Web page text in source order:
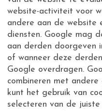
website-activiteit voor
andere aan de website
diensten. Google mag
aan derden doorgeven
of wanneer deze
Google overdragen.
combineren met
kunt het gebruik van
selecteren van de